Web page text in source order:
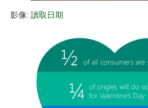
影像: 讀取日期